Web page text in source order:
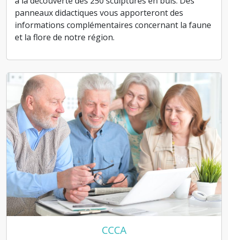
panneaux didactiques vous apporteront des
informations complémentaires concernant la faune
et la flore de notre région.
CCCA